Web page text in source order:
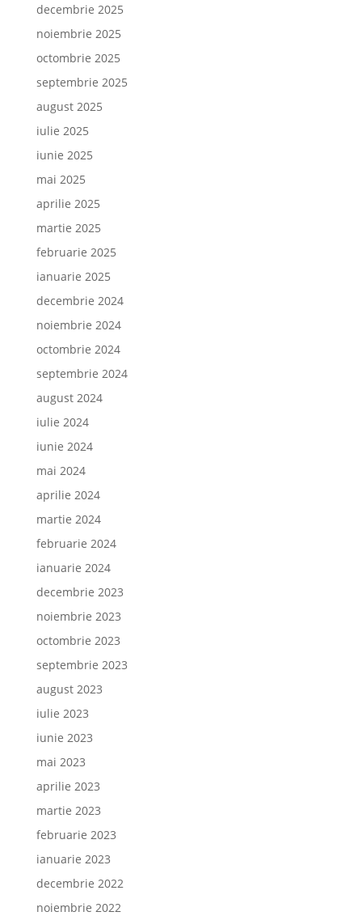
decembrie 2025
noiembrie 2025
octombrie 2025
septembrie 2025
august 2025
iulie 2025
iunie 2025
mai 2025
aprilie 2025
martie 2025
februarie 2025
ianuarie 2025
decembrie 2024
noiembrie 2024
octombrie 2024
septembrie 2024
august 2024
iulie 2024
iunie 2024
mai 2024
aprilie 2024
martie 2024
februarie 2024
ianuarie 2024
decembrie 2023
noiembrie 2023
octombrie 2023
septembrie 2023
august 2023
iulie 2023
iunie 2023
mai 2023
aprilie 2023
martie 2023
februarie 2023
ianuarie 2023
decembrie 2022
noiembrie 2022